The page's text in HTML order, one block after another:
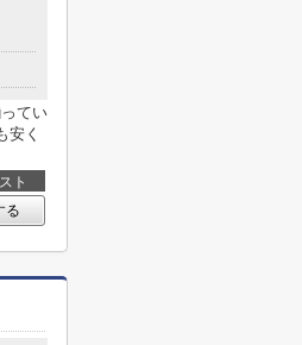
てい
安く
ト
る